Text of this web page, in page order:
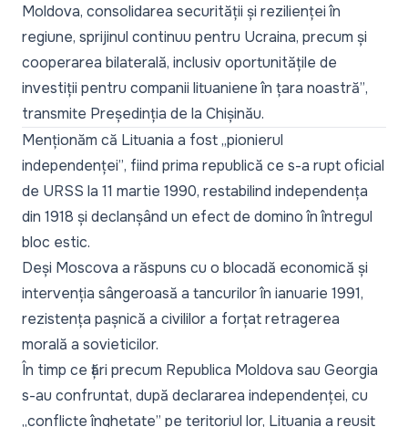
Moldova, consolidarea securității și rezilienței în
regiune, sprijinul continuu pentru Ucraina, precum și
cooperarea bilaterală, inclusiv oportunitățile de
investiții pentru companii lituaniene în țara noastră”,
transmite Președinția de la Chișinău.
Menționăm că Lituania a fost „pionierul
independenței”, fiind prima republică ce s-a rupt oficial
de URSS la 11 martie 1990, restabilind independența
din 1918 și declanșând un efect de domino în întregul
bloc estic.
Deși Moscova a răspuns cu o blocadă economică și
intervenția sângeroasă a tancurilor în ianuarie 1991,
rezistența pașnică a civililor a forțat retragerea
morală a sovieticilor.
În timp ce țări precum Republica Moldova sau Georgia
s-au confruntat, după declararea independenței, cu
„conflicte înghețate” pe teritoriul lor, Lituania a reușit